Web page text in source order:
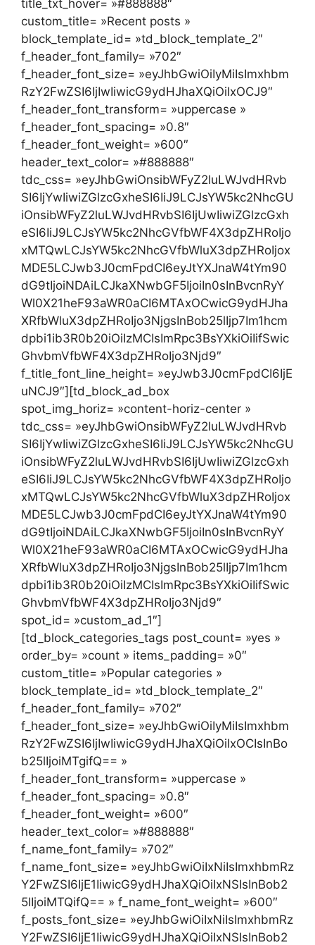
title_txt_hover= »#888888″
custom_title= »Recent posts »
block_template_id= »td_block_template_2″
f_header_font_family= »702″
f_header_font_size= »eyJhbGwiOiIyMiIsImxhbm
RzY2FwZSI6IjIwIiwicG9ydHJhaXQiOiIxOCJ9″
f_header_font_transform= »uppercase »
f_header_font_spacing= »0.8″
f_header_font_weight= »600″
header_text_color= »#888888″
tdc_css= »eyJhbGwiOnsibWFyZ2luLWJvdHRvb
SI6IjYwIiwiZGlzcGxheSI6IiJ9LCJsYW5kc2NhcGU
iOnsibWFyZ2luLWJvdHRvbSI6IjUwIiwiZGlzcGxh
eSI6IiJ9LCJsYW5kc2NhcGVfbWF4X3dpZHRoIjo
xMTQwLCJsYW5kc2NhcGVfbWluX3dpZHRoIjox
MDE5LCJwb3J0cmFpdCI6eyJtYXJnaW4tYm90
dG9tIjoiNDAiLCJkaXNwbGF5IjoiIn0sInBvcnRyY
Wl0X21heF93aWR0aCI6MTAxOCwicG9ydHJha
XRfbWluX3dpZHRoIjo3NjgsInBob25lIjp7Im1hcm
dpbi1ib3R0b20iOiIzMCIsImRpc3BsYXkiOiIifSwic
GhvbmVfbWF4X3dpZHRoIjo3Njd9″
f_title_font_line_height= »eyJwb3J0cmFpdCI6IjE
uNCJ9″][td_block_ad_box
spot_img_horiz= »content-horiz-center »
tdc_css= »eyJhbGwiOnsibWFyZ2luLWJvdHRvb
SI6IjYwIiwiZGlzcGxheSI6IiJ9LCJsYW5kc2NhcGU
iOnsibWFyZ2luLWJvdHRvbSI6IjUwIiwiZGlzcGxh
eSI6IiJ9LCJsYW5kc2NhcGVfbWF4X3dpZHRoIjo
xMTQwLCJsYW5kc2NhcGVfbWluX3dpZHRoIjox
MDE5LCJwb3J0cmFpdCI6eyJtYXJnaW4tYm90
dG9tIjoiNDAiLCJkaXNwbGF5IjoiIn0sInBvcnRyY
Wl0X21heF93aWR0aCI6MTAxOCwicG9ydHJha
XRfbWluX3dpZHRoIjo3NjgsInBob25lIjp7Im1hcm
dpbi1ib3R0b20iOiIzMCIsImRpc3BsYXkiOiIifSwic
GhvbmVfbWF4X3dpZHRoIjo3Njd9″
spot_id= »custom_ad_1″]
[td_block_categories_tags post_count= »yes »
order_by= »count » items_padding= »0″
custom_title= »Popular categories »
block_template_id= »td_block_template_2″
f_header_font_family= »702″
f_header_font_size= »eyJhbGwiOiIyMiIsImxhbm
RzY2FwZSI6IjIwIiwicG9ydHJhaXQiOiIxOCIsInBo
b25lIjoiMTgifQ== »
f_header_font_transform= »uppercase »
f_header_font_spacing= »0.8″
f_header_font_weight= »600″
header_text_color= »#888888″
f_name_font_family= »702″
f_name_font_size= »eyJhbGwiOiIxNiIsImxhbmRz
Y2FwZSI6IjE1IiwicG9ydHJhaXQiOiIxNSIsInBob2
5lIjoiMTQifQ== » f_name_font_weight= »600″
f_posts_font_size= »eyJhbGwiOiIxNiIsImxhbmRz
Y2FwZSI6IjE1IiwicG9ydHJhaXQiOiIxNSIsInBob2